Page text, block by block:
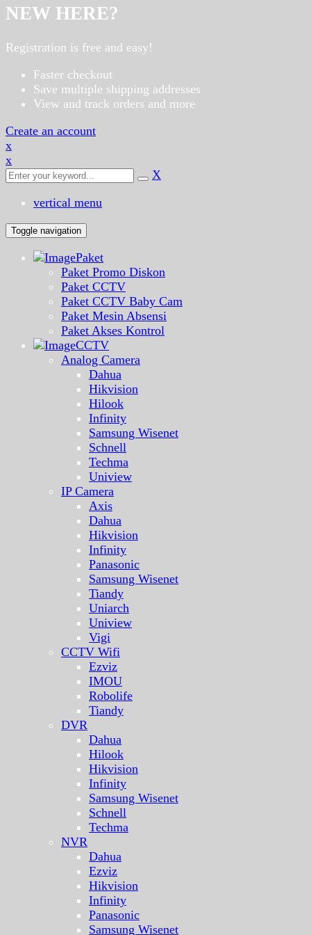
NEW HERE?
Registration is free and easy!
Faster checkout
Save multiple shipping addresses
View and track orders and more
Create an account
x
x
X
vertical menu
Toggle navigation
Paket
Paket Promo Diskon
Paket CCTV
Paket CCTV Baby Cam
Paket Mesin Absensi
Paket Akses Kontrol
CCTV
Analog Camera
Dahua
Hikvision
Hilook
Infinity
Samsung Wisenet
Schnell
Techma
Uniview
IP Camera
Axis
Dahua
Hikvision
Infinity
Panasonic
Samsung Wisenet
Tiandy
Uniarch
Uniview
Vigi
CCTV Wifi
Ezviz
IMOU
Robolife
Tiandy
DVR
Dahua
Hilook
Hikvision
Infinity
Samsung Wisenet
Schnell
Techma
NVR
Dahua
Ezviz
Hikvision
Infinity
Panasonic
Samsung Wisenet